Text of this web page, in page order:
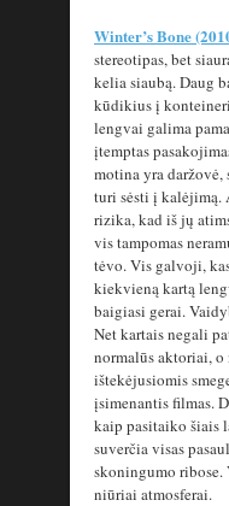
Winter’s Bone
stereotipas, bet
kelia siaubą. Daug
kūdikius į
lengvai galima
įtemptas
motina yra daržovė,
turi sėsti į kalėjimą.
rizika, kad iš jų
vis tampomas
tėvo. Vis galvoji,
kiekvieną kartą
baigiasi gerai.
Net kartais negali
normalūs aktoriai, o
ištekėjusiomis
įsimenantis filmas.
kaip pasitaiko šiais
suverčia visas
skoningumo
niūriai atmosferai.